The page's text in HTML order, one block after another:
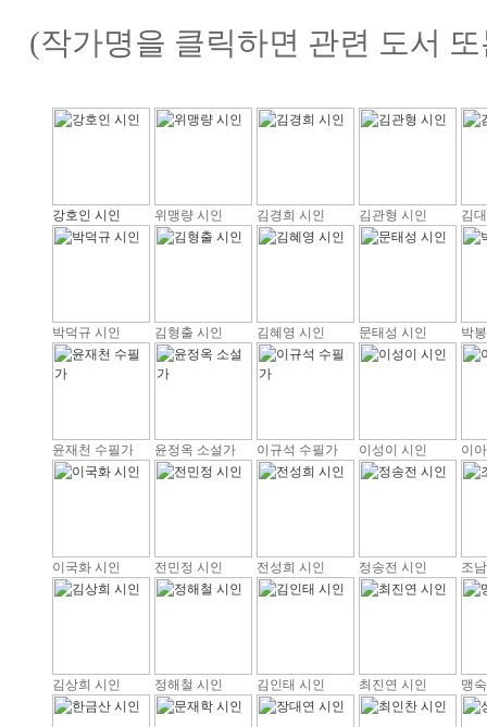
(작가명을 클릭하면 관련 도서
강호인 시인 위맹량 시인 김경희 시인 김관형 시인 김
박덕규 시인 김형출 시인 김혜영 시인 문태성 시인 박
윤재천 수필가 윤정옥 소설가 이규석 수필가 이성이 시인 이
이국화 시인 전민정 시인 전성희 시인 정송전 시인 조
김상희 시인 정해철 시인 김인태 시인 최진연 시인 맹